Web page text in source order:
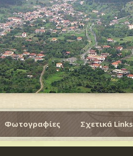
Φωτογραφίες Σχετικά Links